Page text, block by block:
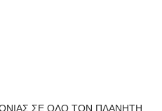
ΣΕ ΟΛΟ ΤΟΝ ΠΛΑΝΗΤΗ